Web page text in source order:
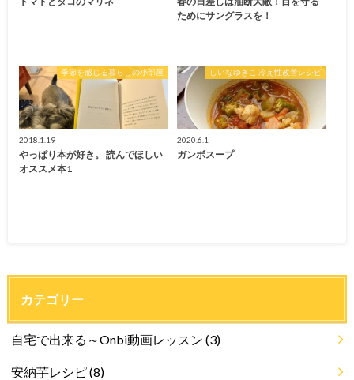
ためにサングラスを！
季節を感じる暮らしの小部屋
2018.1.19
やっぱり本が好き。 読んでほしい
オススメ本1
しいなゆきこ 冷え性改善レシピ
2020.6.1
ガンボスープ
カテゴリー
自宅で出来る～Onbi動画レッスン (3)
安納芋レシピ(8)